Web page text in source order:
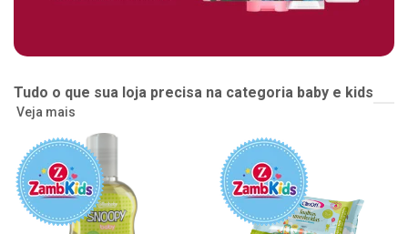
Tudo o que sua loja precisa na categoria baby e kids
Veja mais